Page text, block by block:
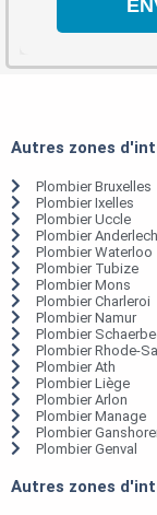
Autres zones
Plombier Bruxelles
Plombier Ixelles
Plombier Uccle
Plombier
Plombier Waterloo
Plombier Tubize
Plombier Mons
Plombier Charleroi
Plombier Namur
Plombier
Plombier Rhode-
Plombier Ath
Plombier Liège
Plombier Arlon
Plombier Manage
Plombier
Plombier Genval
Autres zones